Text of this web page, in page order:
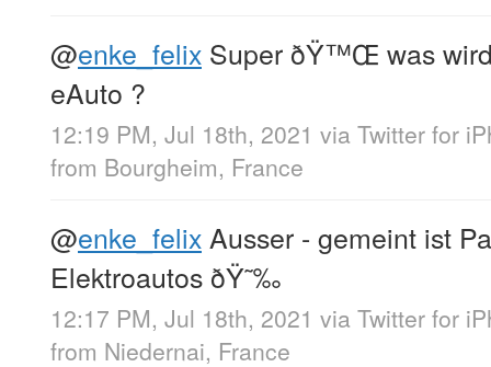
@enke_felix Super ðŸ™Œ was
eAuto ?
12:19 PM, Jul 18th, 2021 via Twitter for
from Bourgheim, France
@enke_felix Ausser - gemeint ist
Elektroautos ðŸ˜‰
12:17 PM, Jul 18th, 2021 via Twitter for
from Niedernai, France